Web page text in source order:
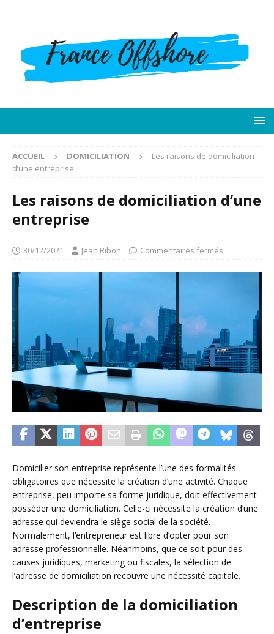
ACCUEIL DOMICILIATION
Les raisons de domiciliation
d’une entreprise
Les raisons de domiciliation d’une
entreprise
30/12/2021 Jean Ribon Commentaires fermés
Domicilier son entreprise représente l’une des formalités
obligatoires que nécessite la création d’une activité. Chaque
entreprise, peu importe sa forme juridique, doit effectivement
posséder une domiciliation. Celle-ci nécessite la création d’une
adresse qui deviendra le siège social de la société.
Normalement, l’entrepreneur est libre d’opter pour son
adresse professionnelle. Néanmoins, que ce soit pour des
causes juridiques, marketing ou fiscales, la sélection de
l’adresse de domiciliation recouvre une nécessité capitale.
Description de la domiciliation
d’entreprise